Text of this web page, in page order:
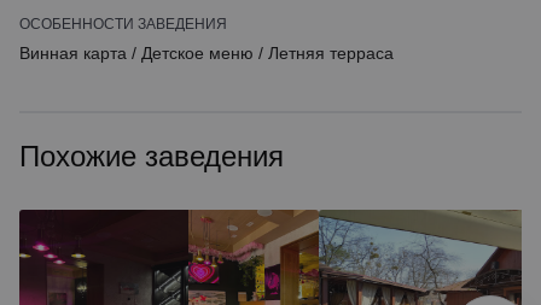
ОСОБЕННОСТИ ЗАВЕДЕНИЯ
Винная карта / Детское меню / Летняя терраса
Похожие заведения